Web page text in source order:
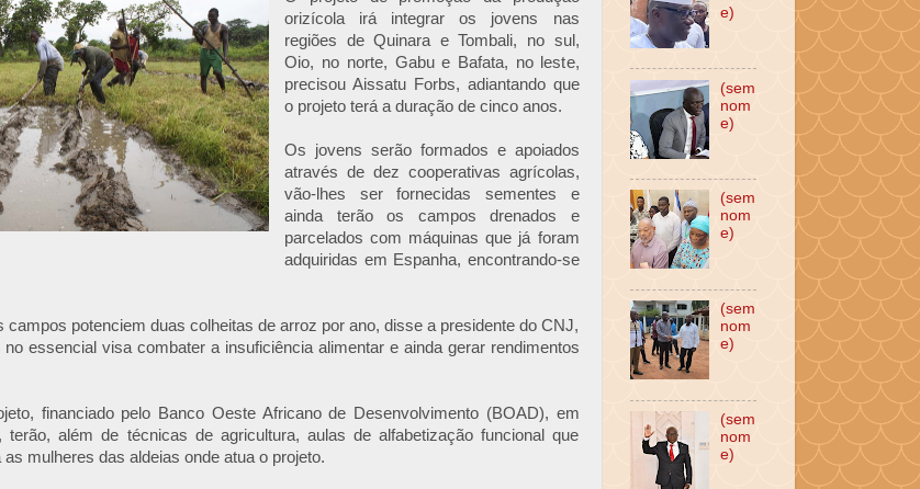
orizícola irá integrar os jovens nas
regiões de Quinara e Tombali, no sul,
Oio, no norte, Gabu e Bafata, no leste,
precisou Aissatu Forbs, adiantando que
o projeto terá a duração de cinco anos.
Os jovens serão formados e apoiados
através de dez cooperativas agrícolas,
vão-lhes ser fornecidas sementes e
ainda terão os campos drenados e
parcelados com máquinas que já foram
adquiridas em Espanha, encontrando-se
campos potenciem duas colheitas de arroz por ano, disse a presidente do CNJ,
no essencial visa combater a insuficiência alimentar e ainda gerar rendimentos
financiado pelo Banco Oeste Africano de Desenvolvimento (BOAD), em
além de técnicas de agricultura, aulas de alfabetização funcional que
mulheres das aldeias onde atua o projeto.
e)
(sem
nom
e)
(sem
nom
e)
(sem
nom
e)
(sem
nom
e)